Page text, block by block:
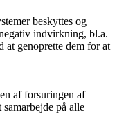
beskyttes og
indvirkning, bl.a.
at genoprette dem for at
af forsuringen af
på alle